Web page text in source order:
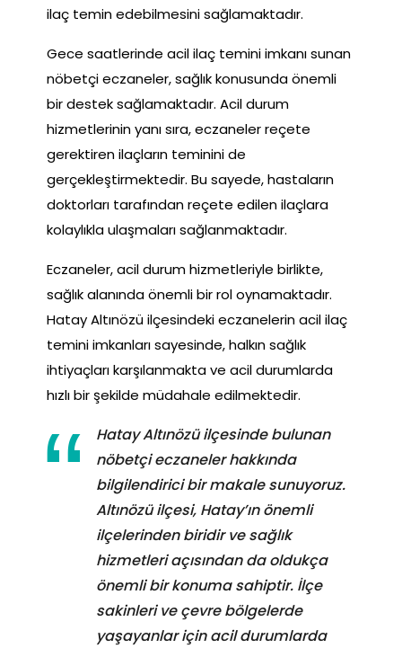
ilaç temin edebilmesini sağlamaktadır.
Gece saatlerinde acil ilaç temini imkanı sunan
nöbetçi eczaneler, sağlık konusunda önemli
bir destek sağlamaktadır. Acil durum
hizmetlerinin yanı sıra, eczaneler reçete
gerektiren ilaçların teminini de
gerçekleştirmektedir. Bu sayede, hastaların
doktorları tarafından reçete edilen ilaçlara
kolaylıkla ulaşmaları sağlanmaktadır.
Eczaneler, acil durum hizmetleriyle birlikte,
sağlık alanında önemli bir rol oynamaktadır.
Hatay Altınözü ilçesindeki eczanelerin acil ilaç
temini imkanları sayesinde, halkın sağlık
ihtiyaçları karşılanmakta ve acil durumlarda
hızlı bir şekilde müdahale edilmektedir.
Hatay Altınözü ilçesinde bulunan
nöbetçi eczaneler hakkında
bilgilendirici bir makale sunuyoruz.
Altınözü ilçesi, Hatay’ın önemli
ilçelerinden biridir ve sağlık
hizmetleri açısından da oldukça
önemli bir konuma sahiptir. İlçe
sakinleri ve çevre bölgelerde
yaşayanlar için acil durumlarda